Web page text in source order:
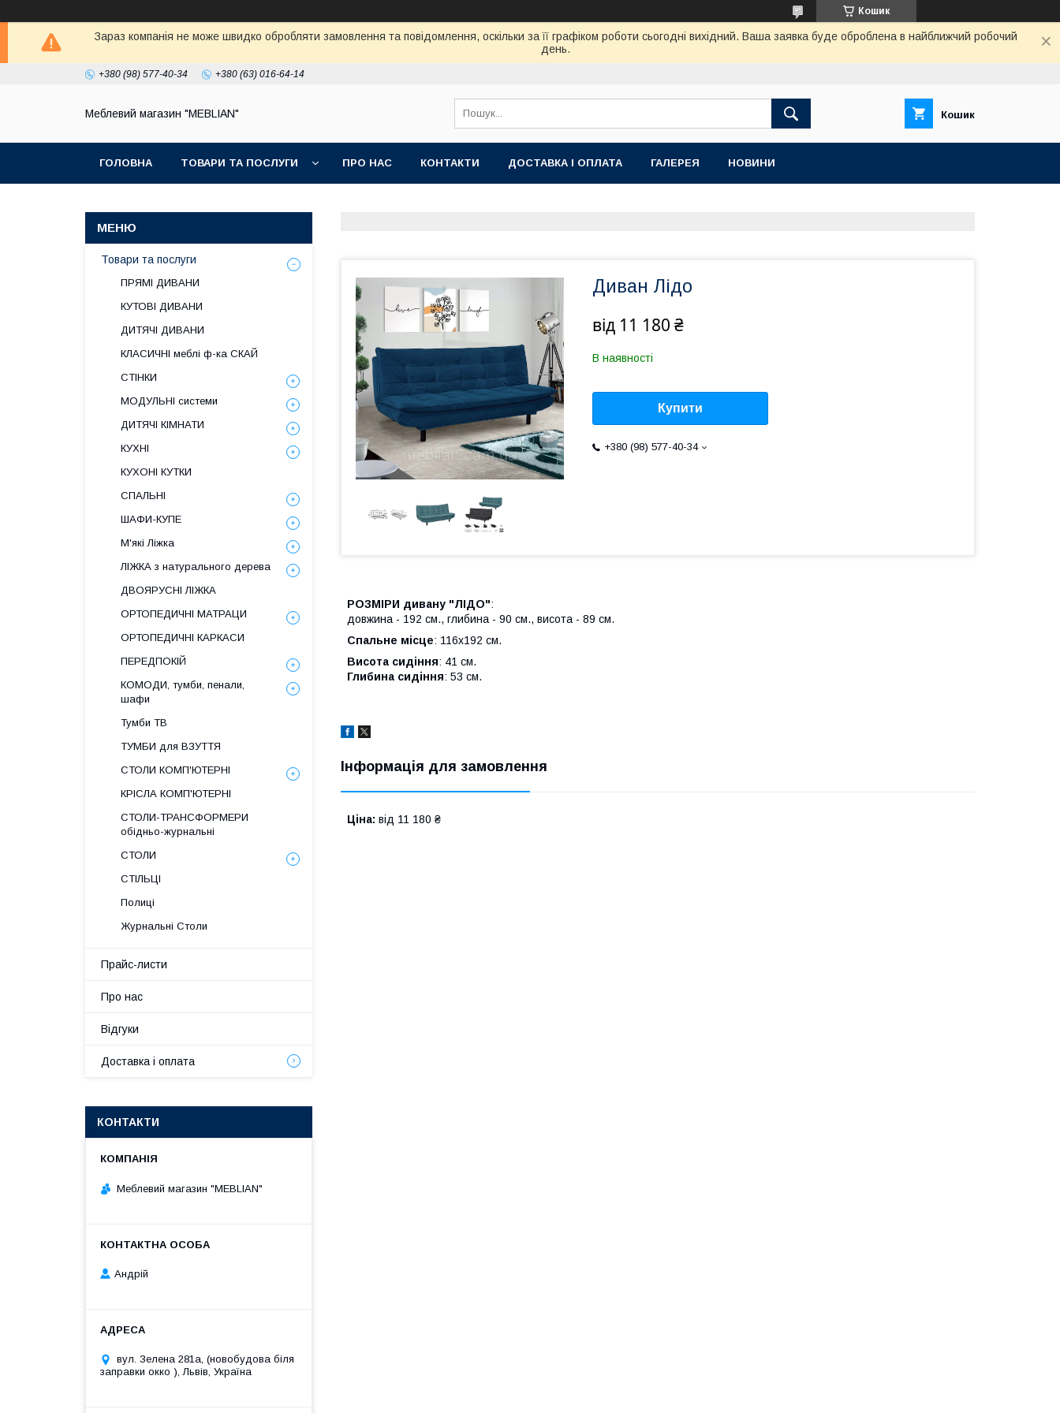
Кошик
Зараз компанія не може швидко обробляти замовлення та повідомлення, оскільки за її графіком роботи сьогодні вихідний. Ваша заявка буде оброблена в найближчий робочий
день.
+380 (98) 577-40-34 +380 (63) 016-64-14
Меблевий магазин "MEBLIAN" Кошик
ГОЛОВНА ТОВАРИ ТА ПОСЛУГИ ПРО НАС КОНТАКТИ ДОСТАВКА І ОПЛАТА ГАЛЕРЕЯ НОВИНИ
Диван Лідо
від 11 180 ₴
В наявності
Купити
+380 (98) 577-40-34
РОЗМІРИ дивану "ЛІДО":
довжина - 192 см., глибина - 90 см., висота - 89 см.
Спальне місце: 116х192 см.
Висота сидіння: 41 см.
Глибина сидіння: 53 см.
Інформація для замовлення
Ціна: від 11 180 ₴
Товари та послуги
ПРЯМІ ДИВАНИ
КУТОВІ ДИВАНИ
ДИТЯЧІ ДИВАНИ
КЛАСИЧНІ меблі ф-ка СКАЙ
СТІНКИ
МОДУЛЬНІ системи
ДИТЯЧІ КІМНАТИ
КУХНІ
КУХОНІ КУТКИ
СПАЛЬНІ
ШАФИ-КУПЕ
М'які Ліжка
ЛІЖКА з натурального дерева
ДВОЯРУСНІ ЛІЖКА
ОРТОПЕДИЧНІ МАТРАЦИ
ОРТОПЕДИЧНІ КАРКАСИ
ПЕРЕДПОКІЙ
КОМОДИ, тумби, пенали,
шафи
Тумби ТВ
ТУМБИ для ВЗУТТЯ
СТОЛИ КОМП'ЮТЕРНІ
КРІСЛА КОМП'ЮТЕРНІ
СТОЛИ-ТРАНСФОРМЕРИ
обідньо-журнальні
СТОЛИ
СТІЛЬЦІ
Полиці
Журнальні Столи
Прайс-листи
Про нас
Відгуки
Доставка і оплата
КОНТАКТИ
Меблевий магазин "MEBLIAN"
Андрій
вул. Зелена 281а, (новобудова біля
заправки окко ), Львів, Україна